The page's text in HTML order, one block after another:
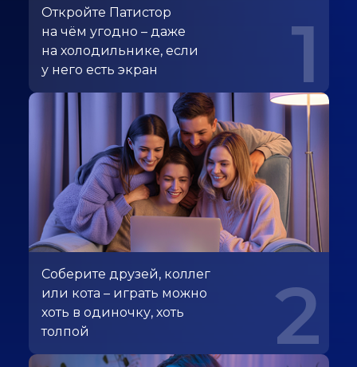
Откройте Патистор
на чём угодно – даже
на холодильнике, если
у него есть экран
1
Соберите друзей, коллег
или кота – играть можно
хоть в одиночку, хоть
толпой
2